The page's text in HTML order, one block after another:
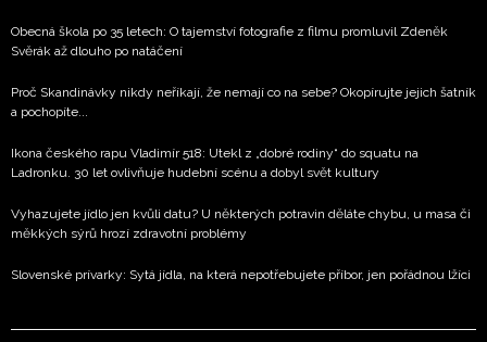
Obecná škola po 35 letech: O tajemství fotografie z filmu promluvil Zdeněk
Svěrák až dlouho po natáčení
Proč Skandinávky nikdy neříkají, že nemají co na sebe? Okopírujte jejich šatník
a pochopíte...
Ikona českého rapu Vladimír 518: Utekl z „dobré rodiny“ do squatu na
Ladronku. 30 let ovlivňuje hudební scénu a dobyl svět kultury
Vyhazujete jídlo jen kvůli datu? U některých potravin děláte chybu, u masa či
měkkých sýrů hrozí zdravotní problémy
Slovenské prívarky: Sytá jídla, na která nepotřebujete příbor, jen pořádnou lžíci